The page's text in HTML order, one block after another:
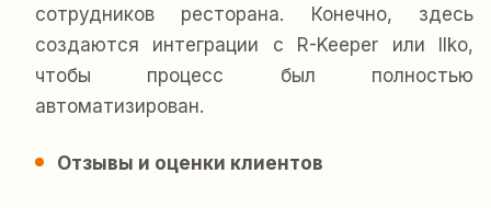
сотрудников ресторана. Конечно, здесь
создаются интеграции с R-Keeper или IIko,
чтобы процесс был полностью
автоматизирован.
Отзывы и оценки клиентов